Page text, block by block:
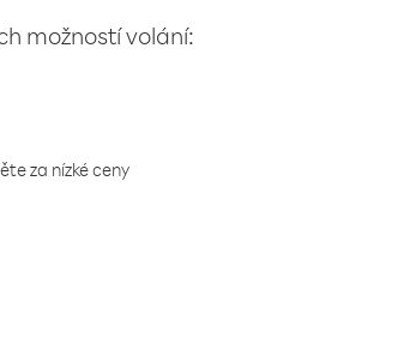
možností volání:
za nízké ceny